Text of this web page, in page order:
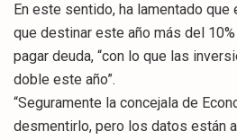
En este sentido, ha lamentado
que destinar este año más del
pagar deuda, “con lo que las
doble este año”.
“Seguramente la concejala de
desmentirlo, pero los datos están